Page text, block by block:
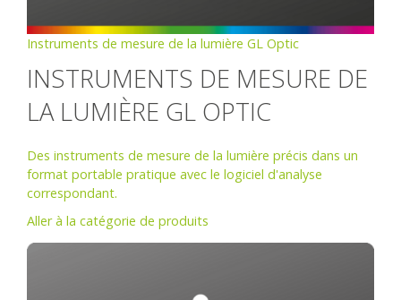
Instruments de mesure de la lumière GL Optic
INSTRUMENTS DE MESURE DE
LA LUMIÈRE GL OPTIC
Des instruments de mesure de la lumière précis dans un
format portable pratique avec le logiciel d'analyse
correspondant.
Aller à la catégorie de produits